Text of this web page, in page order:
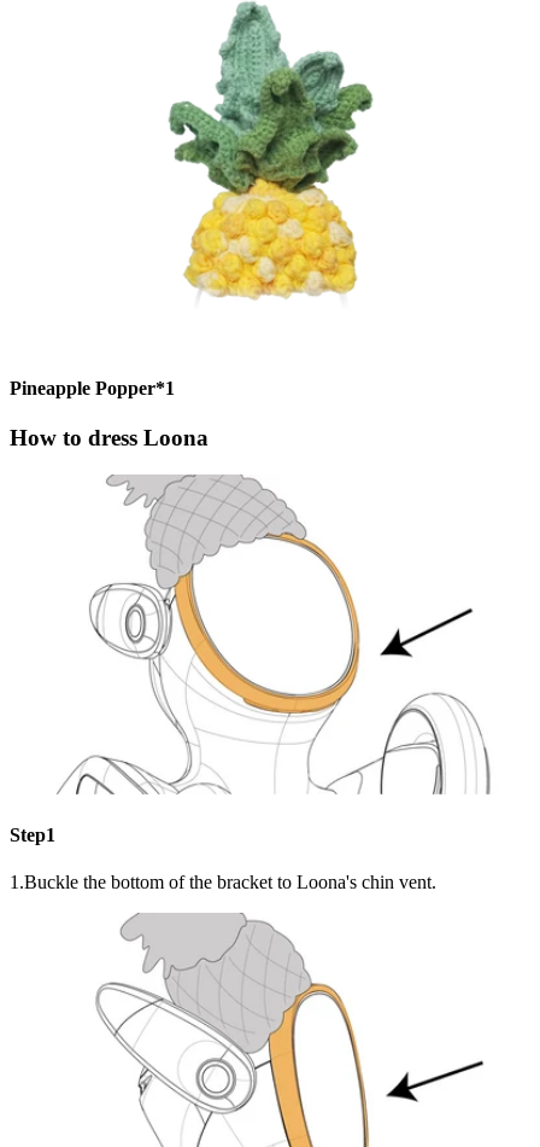
Pineapple Popper*1
How to dress Loona
Step1
1.Buckle the bottom of the bracket to Loona's chin vent.